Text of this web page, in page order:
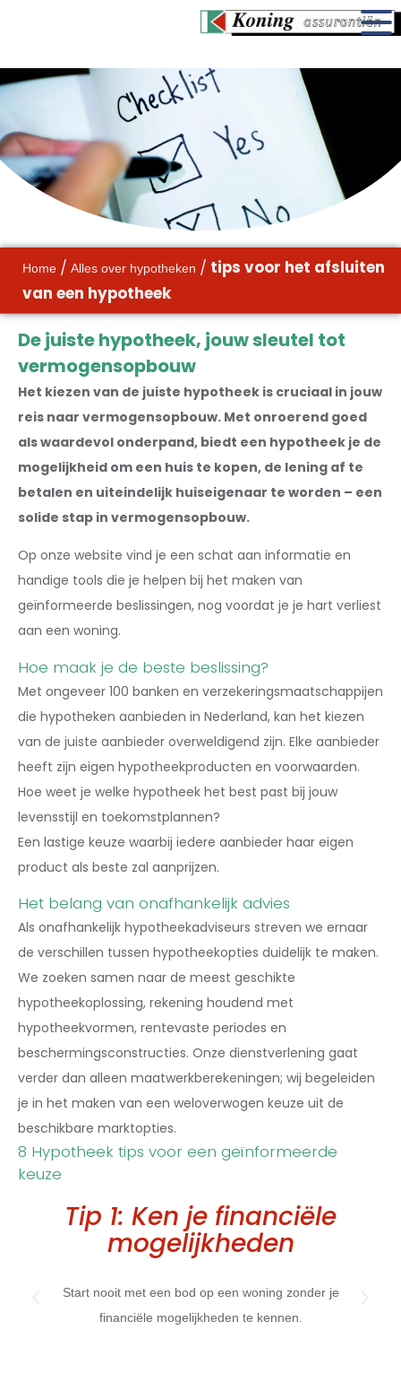
Home / Alles over hypotheken / tips voor het afsluiten
van een hypotheek
De juiste hypotheek, jouw sleutel tot
vermogensopbouw​
Het kiezen van de juiste hypotheek is cruciaal in jouw
reis naar vermogensopbouw. Met onroerend goed
als waardevol onderpand, biedt een hypotheek je de
mogelijkheid om een huis te kopen, de lening af te
betalen en uiteindelijk huiseigenaar te worden – een
solide stap in vermogensopbouw.
Op onze website vind je een schat aan informatie en
handige tools die je helpen bij het maken van
geïnformeerde beslissingen, nog voordat je je hart verliest
aan een woning.
Hoe maak je de beste beslissing?
Met ongeveer 100 banken en verzekeringsmaatschappijen
die hypotheken aanbieden in Nederland, kan het kiezen
van de juiste aanbieder overweldigend zijn. Elke aanbieder
heeft zijn eigen hypotheekproducten en voorwaarden.
Hoe weet je welke hypotheek het best past bij jouw
levensstijl en toekomstplannen?
Een lastige keuze waarbij iedere aanbieder haar eigen
product als beste zal aanprijzen.
Het belang van onafhankelijk advies
Als onafhankelijk hypotheekadviseurs streven we ernaar
de verschillen tussen hypotheekopties duidelijk te maken.
We zoeken samen naar de meest geschikte
hypotheekoplossing, rekening houdend met
hypotheekvormen, rentevaste periodes en
beschermingsconstructies. Onze dienstverlening gaat
verder dan alleen maatwerkberekeningen; wij begeleiden
je in het maken van een weloverwogen keuze uit de
beschikbare marktopties.
8 Hypotheek tips voor een geïnformeerde
keuze
Tip 1: Ken je financiële
mogelijkheden
Start nooit met een bod op een woning zonder je
financiële mogelijkheden te kennen.